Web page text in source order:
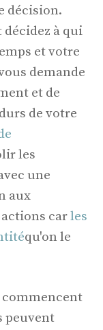
décision.
à qui
et votre
demande
et de
de votre
les
une
aux
carles
qu'on le
commencent
peuvent